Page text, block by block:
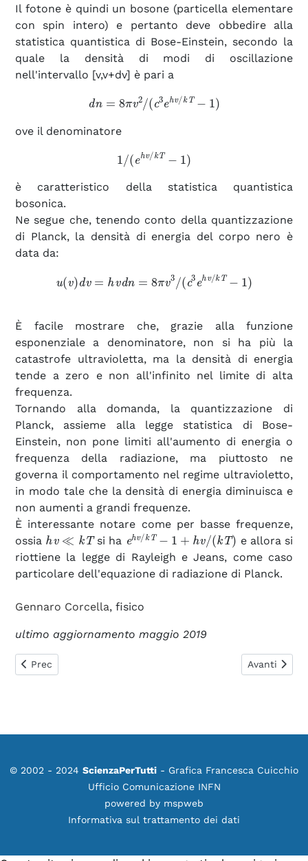
Il fotone è quindi un bosone (particella elementare
con spin intero) e pertanto deve obbedire alla
statistica quantistica di Bose-Einstein, secondo la
quale la densità di modi di oscillazione
nell'intervallo [v,v+dv] è pari a
d π 2/ (c 3 ehv/k 1)
ove il denominatore
1 /(e hv/kT 1)
è caratteristico della statistica quantistica
bosonica.
Ne segue che, tenendo conto della quantizzazione
di Planck, la densità di energia del corpo nero è
data da:
u v d hv n πv /( c3 e hv/kT )
È facile mostrare che, grazie alla funzione
esponenziale a denominatore, non si ha più la
catastrofe ultravioletta, ma la densità di energia
tende a zero e non all'infinito nel limite di alta
frequenza.
Tornando alla domanda, la quantizzazione di
Planck, assieme alla legge statistica di Bose-
Einstein, non pone limiti all'aumento di energia o
frequenza della radiazione, ma piuttosto ne
governa il comportamento nel regime ultravioletto,
in modo tale che la densità di energia diminuisca e
non aumenti a grandi frequenze.
È interessante notare come per basse frequenze,
ossia
h v ≪k T
si ha
ehv/kT −1+h v ( kT)
e allora si
riottiene la legge di Rayleigh e Jeans, come caso
particolare dell'equazione di radiazione di Planck.
Gennaro Corcella, fisico
ultimo aggiornamento maggio 2019
Articolo precedente: 0487. Quanto tempo si impiega ad
Prec Articolo
Avanti
© 2002 - 2024 ScienzaPerTutti - Grafica Francesca Cuicchio
Ufficio Comunicazione INFN
powered by mspweb
Informativa sul trattamento dei dati